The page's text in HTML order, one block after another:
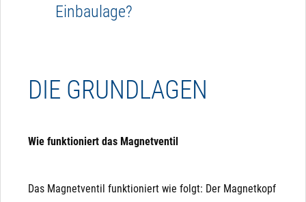
Edelstahl, speziell mit EPDM-Dichtung, können im
öffentlichen Trinkwassernetz kommt.
Einbaulage?
kann es zu einem Brummen im Ventil kommen,
DIE GRUNDLAGEN
Wie funktioniert das Magnetventil
Das Magnetventil funktioniert wie folgt: Der Magnetkopf